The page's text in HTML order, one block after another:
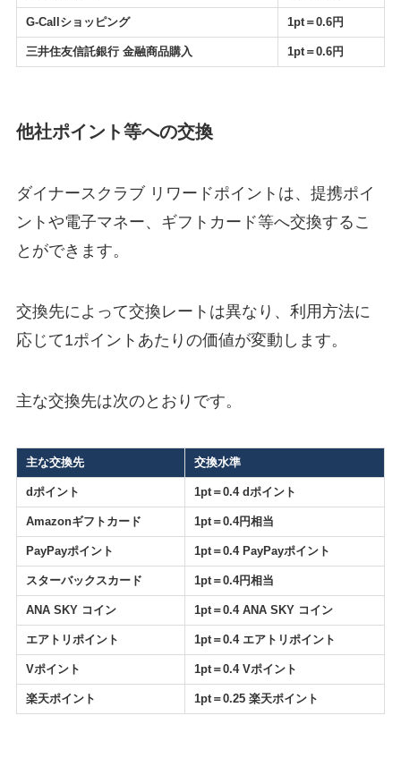
G-Callショッピング 1pt＝0.6円
三井住友信託銀行 金融商品購入 1pt＝0.6円
他社ポイント等への交換
ダイナースクラブ リワードポイントは、提携ポイ
ントや電子マネー、ギフトカード等へ交換するこ
とができます。
交換先によって交換レートは異なり、利用方法に
応じて1ポイントあたりの価値が変動します。
主な交換先は次のとおりです。
主な交換先 交換水準
dポイント 1pt＝0.4 dポイント
Amazonギフトカード 1pt＝0.4円相当
PayPayポイント 1pt＝0.4 PayPayポイント
スターバックスカード 1pt＝0.4円相当
ANA SKY コイン 1pt＝0.4 ANA SKY コイン
エアトリポイント 1pt＝0.4 エアトリポイント
Vポイント 1pt＝0.4 Vポイント
楽天ポイント 1pt＝0.25 楽天ポイント